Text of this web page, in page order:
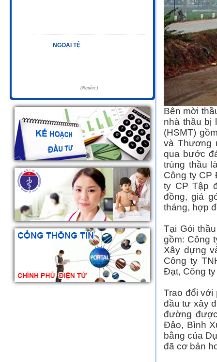
Bên mời
nhà thầu bị
(HSMT)
và Thương
qua bước
trúng thầu
Công ty CP
ty CP Tập
đồng, giá
tháng, hợp
Tại Gói
gồm: Công
Xây dựng
Công ty
Đạt, Công
Trao đổi với
đầu tư xây
đường
Đảo, Bình
bằng của
đã cơ bản